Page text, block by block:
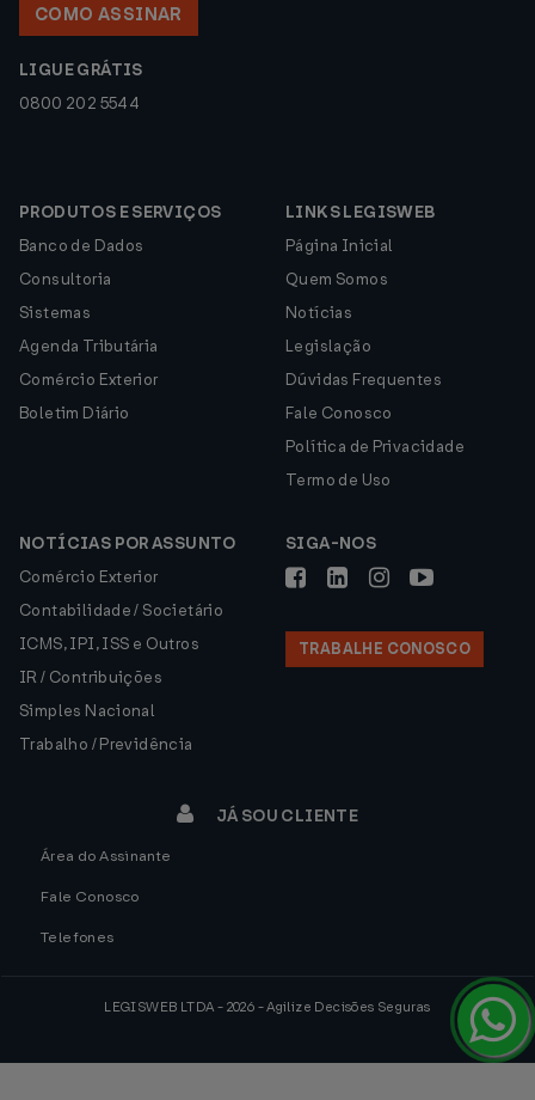
COMO ASSINAR
LIGUE GRÁTIS
0800 202 5544
PRODUTOS E SERVIÇOS
Banco de Dados
Consultoria
Sistemas
Agenda Tributária
Comércio Exterior
Boletim Diário
LINKS LEGISWEB
Página Inicial
Quem Somos
Notícias
Legislação
Dúvidas Frequentes
Fale Conosco
Política de Privacidade
Termo de Uso
NOTÍCIAS POR ASSUNTO
Comércio Exterior
Contabilidade / Societário
ICMS, IPI, ISS e Outros
IR / Contribuições
Simples Nacional
Trabalho / Previdência
SIGA-NOS
TRABALHE CONOSCO
JÁ SOU CLIENTE
Área do Assinante
Fale Conosco
Telefones
LEGISWEB LTDA - 2026 - Agilize Decisões Seguras